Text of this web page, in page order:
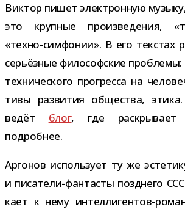
Виктор пишет элек­трон­ную
это круп­ные про­из­ве­де­ния,
«техно-​симфонии». В его текстах
серьёз­ные фило­соф­ские про­блемы:
технического про­гресса на
тивы раз­ви­тия обще­ства,
ведёт блог, где рас­кры­вает
подробнее.
Аргонов исполь­зует ту же
и писатели-​фантасты позд­него
кает к нему интеллигентов-​